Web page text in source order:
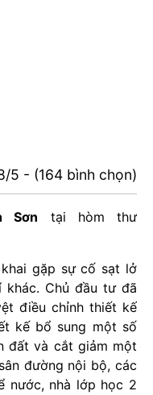
5 - (164 bình chọn)
Sơn tại hòm thư
gặp sự cố sạt lở
Chủ đầu tư đã
điều chỉnh thiết kế
kế bổ sung một số
đất và cắt giảm một
đường nội bộ, các
nước, nhà lớp học 2